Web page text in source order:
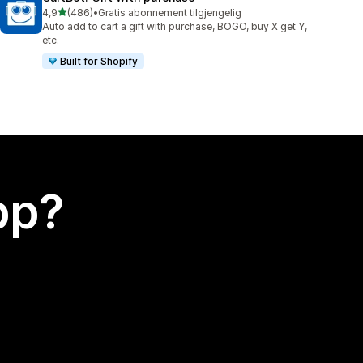
4,9av 5 stjerner
(486)
Totalt 486 omtaler
•Gratis abonnement tilgjengelig
Auto add to cart a gift with purchase, BOGO, buy X get Y,
etc.
Built for Shopify